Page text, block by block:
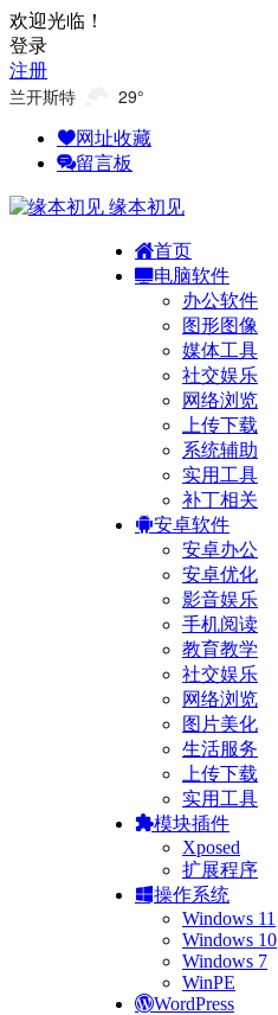
欢迎光临！
登录
注册
兰开斯特 29°
网址收藏
留言板
缘本初见
首页
电脑软件
办公软件
图形图像
媒体工具
社交娱乐
网络浏览
上传下载
系统辅助
实用工具
补丁相关
安卓软件
安卓办公
安卓优化
影音娱乐
手机阅读
教育教学
社交娱乐
网络浏览
图片美化
生活服务
上传下载
实用工具
模块插件
Xposed
扩展程序
操作系统
Windows 11
Windows 10
Windows 7
WinPE
WordPress